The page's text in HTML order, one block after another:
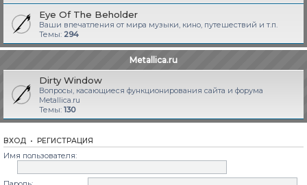
Eye Of The Beholder
Ваши впечатления от мира музыки, кино, путешествий и т.п.
Темы: 294
Metallica.ru
Dirty Window
Вопросы, касающиеся функционирования сайта и форума
Metallica.ru
Темы: 130
ВХОД • РЕГИСТРАЦИЯ
Имя пользователя: